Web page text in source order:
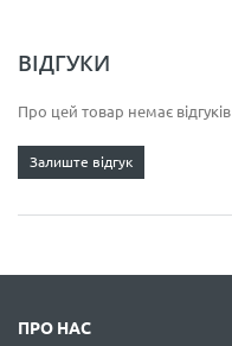
ВІДГУКИ
Про цей товар немає відгуків
Залиште відгук
ПРО НАС